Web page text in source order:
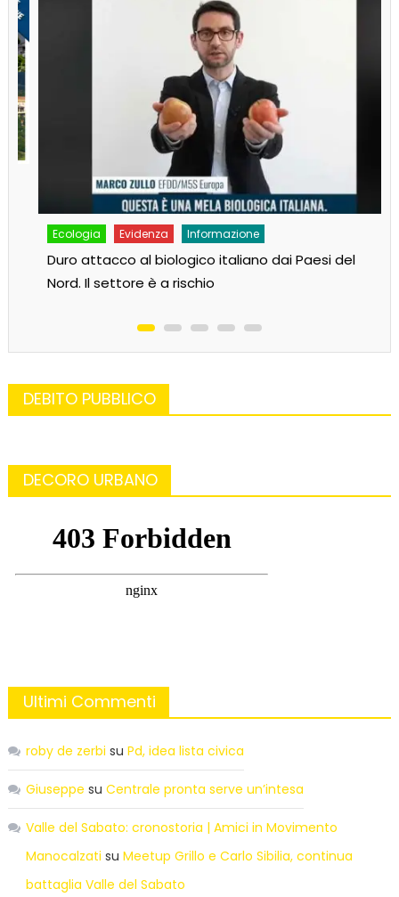
Ecologia Evidenza Informazione
Duro attacco al biologico italiano dai Paesi del
Nord. Il settore è a rischio
DEBITO PUBBLICO
DECORO URBANO
Ultimi Commenti
roby de zerbi su Pd, idea lista civica
Giuseppe su Centrale pronta serve un’intesa
Valle del Sabato: cronostoria | Amici in Movimento
Manocalzati su Meetup Grillo e Carlo Sibilia, continua
battaglia Valle del Sabato